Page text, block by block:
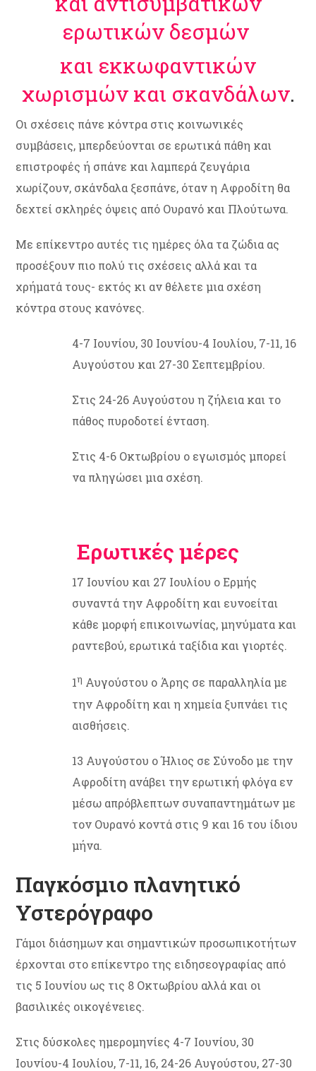
ερωτικών δεσμών
και εκκωφαντικών
χωρισμών και σκανδάλων.
Οι σχέσεις πάνε κόντρα στις κοινωνικές
συμβάσεις, μπερδεύονται σε ερωτικά πάθη και
επιστροφές ή σπάνε και λαμπερά ζευγάρια
χωρίζουν, σκάνδαλα ξεσπάνε, όταν η Αφροδίτη θα
δεχτεί σκληρές όψεις από Ουρανό και Πλούτωνα.
Με επίκεντρο αυτές τις ημέρες όλα τα ζώδια ας
προσέξουν πιο πολύ τις σχέσεις αλλά και τα
χρήματά τους- εκτός κι αν θέλετε μια σχέση
κόντρα στους κανόνες.
4-7 Ιουνίου, 30 Ιουνίου-4 Ιουλίου, 7-11, 16
Αυγούστου και 27-30 Σεπτεμβρίου.
Στις 24-26 Αυγούστου η ζήλεια και το
πάθος πυροδοτεί ένταση.
Στις 4-6 Οκτωβρίου ο εγωισμός μπορεί
να πληγώσει μια σχέση.
Ερωτικές μέρες
17 Ιουνίου και 27 Ιουλίου ο Ερμής
συναντά την Αφροδίτη και ευνοείται
κάθε μορφή επικοινωνίας, μηνύματα και
ραντεβού, ερωτικά ταξίδια και γιορτές.
1η Αυγούστου ο Άρης σε παραλληλία με
την Αφροδίτη και η χημεία ξυπνάει τις
αισθήσεις.
13 Αυγούστου ο Ήλιος σε Σύνοδο με την
Αφροδίτη ανάβει την ερωτική φλόγα εν
μέσω απρόβλεπτων συναπαντημάτων με
τον Ουρανό κοντά στις 9 και 16 του ίδιου
μήνα.
Παγκόσμιο πλανητικό
Υστερόγραφο
Γάμοι διάσημων και σημαντικών προσωπικοτήτων
έρχονται στο επίκεντρο της ειδησεογραφίας από
τις 5 Ιουνίου ως τις 8 Οκτωβρίου αλλά και οι
βασιλικές οικογένειες.
Στις δύσκολες ημερομηνίες 4-7 Ιουνίου, 30
Ιουνίου-4 Ιουλίου, 7-11, 16, 24-26 Αυγούστου, 27-30